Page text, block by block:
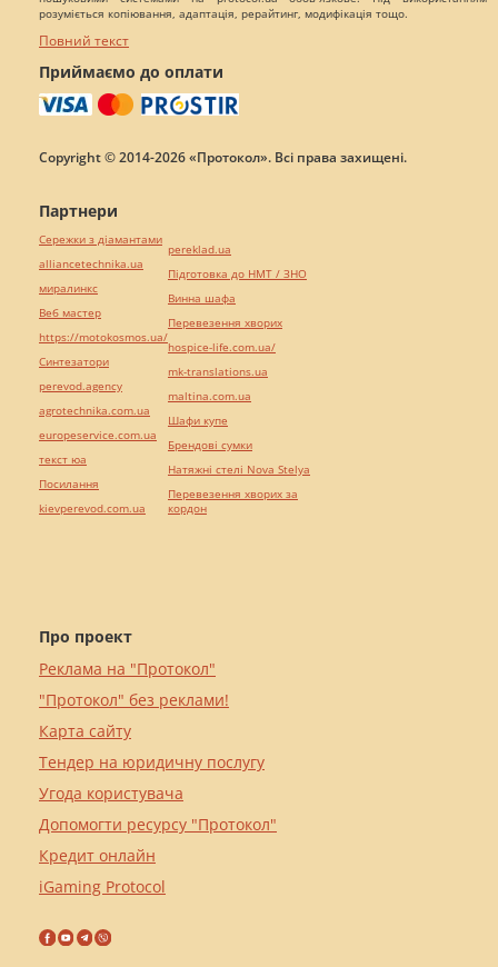
розуміється копіювання, адаптація, рерайтинг, модифікація тощо.
Повний текст
Приймаємо до оплати
Copyright © 2014-2026 «Протокол». Всі права захищені.
Про проект
Реклама на "Протокол"
"Протокол" без реклами!
Карта сайту
Тендер на юридичну послугу
Угода користувача
Допомогти ресурсу "Протокол"
Кредит онлайн
iGaming Protocol
Партнери
Сережки з діамантами
alliancetechnika.ua
миралинкс
Веб мастер
https://motokosmos.ua/
Синтезатори
perevod.agency
agrotechnika.com.ua
europeservice.com.ua
текст юа
Посилання
kievperevod.com.ua
pereklad.ua
Підготовка до НМТ / ЗНО
Винна шафа
Перевезення хворих
hospice-life.com.ua/
mk-translations.ua
maltina.com.ua
Шафи купе
Брендові сумки
Натяжні стелі Nova Stelya
Перевезення хворих за
кордон